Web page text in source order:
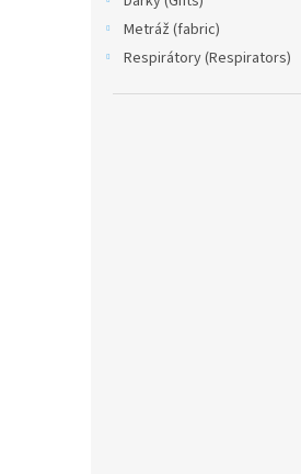
Metráž (fabric)
Respirátory (Respirators)